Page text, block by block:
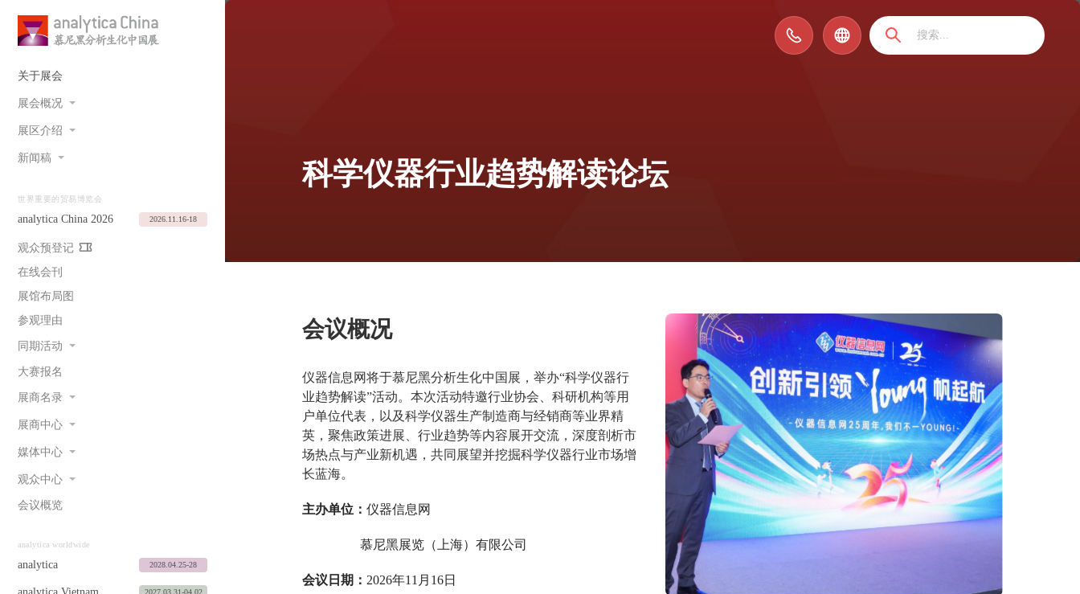
关于展会
展会概况
展区介绍
新闻稿
世界重要的贸易博览会
analytica China 2026 2026.11.16-18
观众预登记
在线会刊
展馆布局图
参观理由
同期活动
大赛报名
展商名录
展商中心
媒体中心
观众中心
会议概览
analytica worldwide
analytica 2028.04.25-28
2027.03.31-04.02
科学仪器行业趋势解读论坛
会议概况
仪器信息网将于慕尼黑分析生化中国展，举办“科学仪器行
业趋势解读”活动。本次活动特邀行业协会、科研机构等用
户单位代表，以及科学仪器生产制造商与经销商等业界精
英，聚焦政策进展、行业趋势等内容展开交流，深度剖析市
场热点与产业新机遇，共同展望并挖掘科学仪器行业市场增
长蓝海。
主办单位： 仪器信息网
慕尼黑展览（上海）有限公司
会议日期： 2026年11月16日